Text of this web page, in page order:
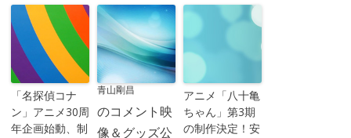
「名探偵コナ
ン」アニメ30周
年企画始動、制
青山剛昌
のコメント映
像＆グッズ公
アニメ「八十亀
ちゃん」第3期
の制作決定！安